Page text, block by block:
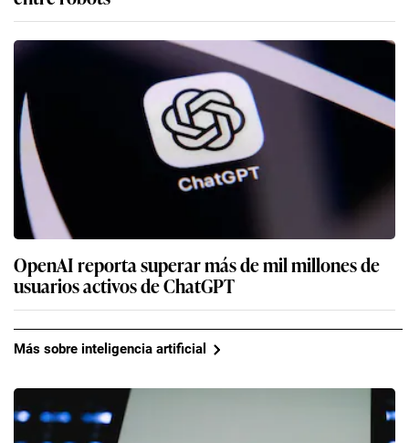
OpenAI reporta superar más de mil millones de
usuarios activos de ChatGPT
Más sobre inteligencia artificial